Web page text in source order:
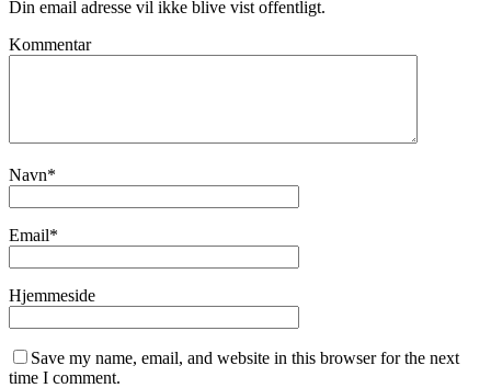
Din email adresse vil ikke blive vist offentligt.
Kommentar
Navn*
Email*
Hjemmeside
Save my name, email, and website in this browser for the next
time I comment.